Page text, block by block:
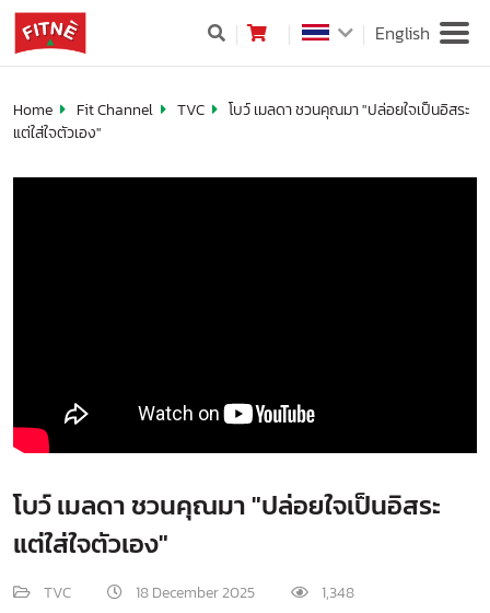
English
Home Fit Channel TVC
โบว์ เมลดา ชวนคุณมา "ปล่อยใจเป็นอิสระ
แต่ใส่ใจตัวเอง"
โบว์ เมลดา ชวนคุณมา "ปล่อยใจเป็นอิสระ
แต่ใส่ใจตัวเอง"
TVC 18 December 2025 1,348